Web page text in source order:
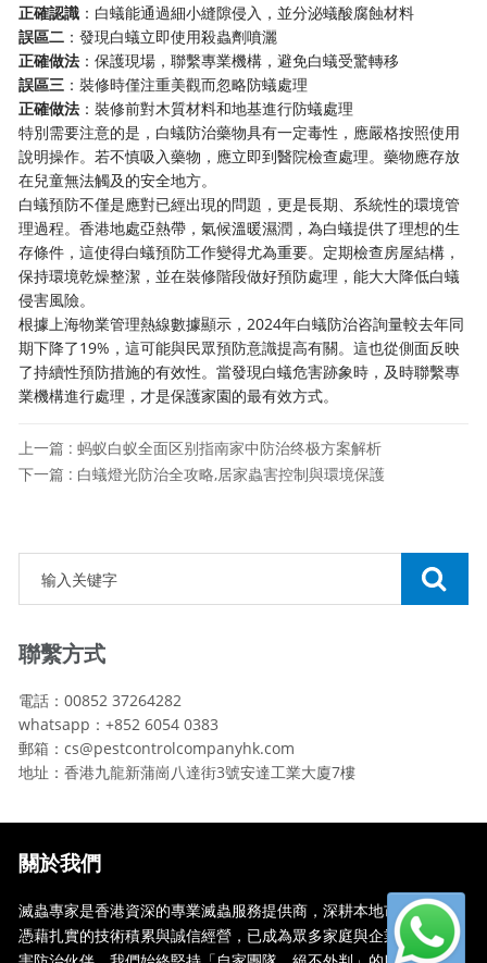
正確認識 ：白蟻能通過細小縫隙侵入，並分泌蟻酸腐蝕材料
誤區二 ：發現白蟻立即使用殺蟲劑噴灑
正確做法 ：保護現場，聯繫專業機構，避免白蟻受驚轉移
誤區三 ：裝修時僅注重美觀而忽略防蟻處理
正確做法 ：裝修前對木質材料和地基進行防蟻處理
特別需要注意的是，白蟻防治藥物具有一定毒性，應嚴格按照使用
說明操作。若不慎吸入藥物，應立即到醫院檢查處理。藥物應存放
在兒童無法觸及的安全地方。
白蟻預防不僅是應對已經出現的問題，更是長期、系統性的環境管
理過程。香港地處亞熱帶，氣候溫暖濕潤，為白蟻提供了理想的生
存條件，這使得白蟻預防工作變得尤為重要。定期檢查房屋結構，
保持環境乾燥整潔，並在裝修階段做好預防處理，能大大降低白蟻
侵害風險。
根據上海物業管理熱線數據顯示，2024年白蟻防治咨詢量較去年同
期下降了19%，這可能與民眾預防意識提高有關。這也從側面反映
了持續性預防措施的有效性。當發現白蟻危害跡象時，及時聯繫專
業機構進行處理，才是保護家園的最有效方式。
上一篇 : 蚂蚁白蚁全面区别指南家中防治终极方案解析
下一篇 : 白蟻燈光防治全攻略,居家蟲害控制與環境保護
聯繫方式
電話：00852 37264282
whatsapp：+852 6054 0383
郵箱：cs@pestcontrolcompanyhk.com
地址：香港九龍新蒲崗八達街3號安達工業大廈7樓
關於我們
滅蟲專家是香港資深的專業滅蟲服務提供商，深耕本地市場多年，
憑藉扎實的技術積累與誠信經營，已成為眾多家庭與企業信賴的蟲